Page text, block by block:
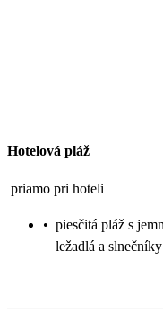
Hotelová pláž
priamo pri hoteli
• piesčitá pláž s
ležadlá a